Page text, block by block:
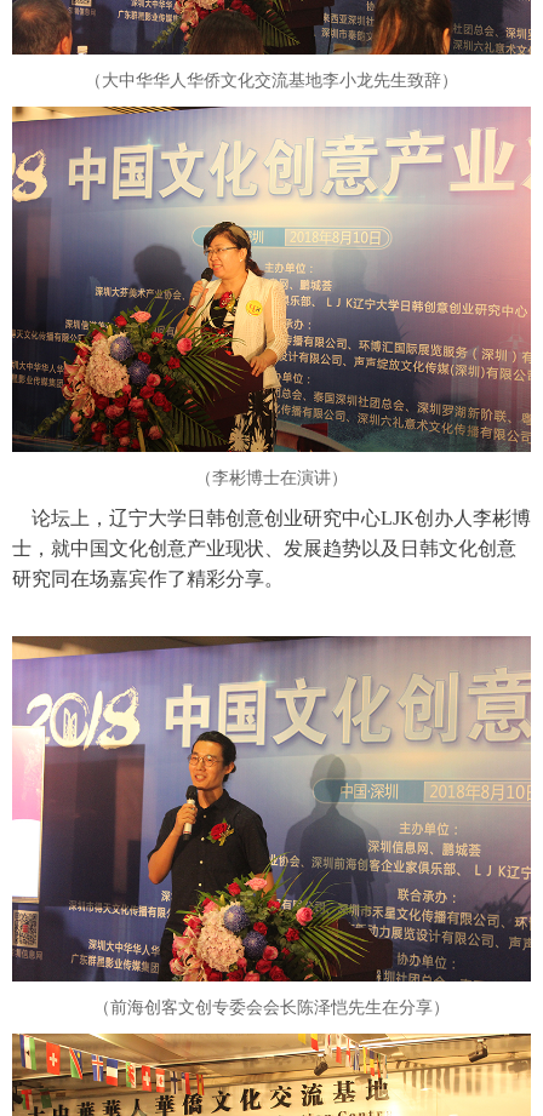
（ 大中华华人华侨文化交流基地李小龙先生致辞）
（李彬博士在演讲）
论坛上，辽宁大学日韩创意创业研究中心LJK创办人李彬博
士，就中国文化创意产业现状、发展趋势以及日韩文化创意
研究同在场嘉宾作了精彩分享。
（前海创客文创专委会会长陈泽恺先生在分享）